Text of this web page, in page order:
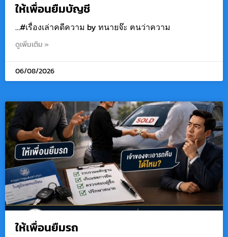
ให้เพื่อนยืมบัญชี
…#เรื่องเล่าคดีความ by ทนายจ๊ะ ฅนว่าความ
ดูเพิ่มเติม »
06/08/2026
ให้เพื่อนยืมรถ